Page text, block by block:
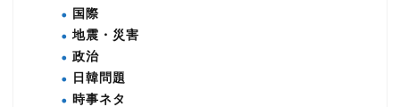
国際
地震・災害
政治
日韓問題
時事ネタ